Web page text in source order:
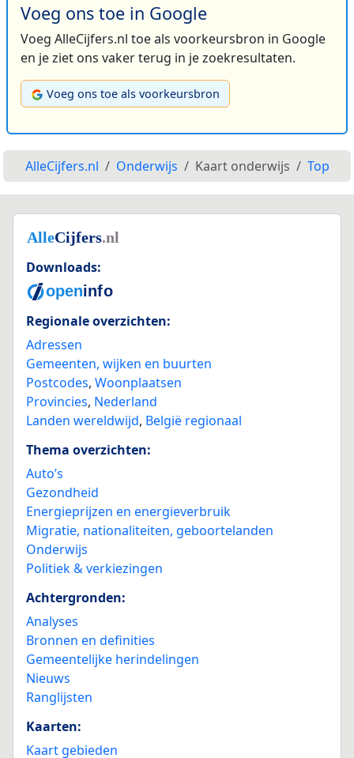
Voeg ons toe in Google
Voeg AlleCijfers.nl toe als voorkeursbron in Google
en je ziet ons vaker terug in je zoekresultaten.
Voeg ons toe als voorkeursbron
AlleCijfers.nl Onderwijs Kaart onderwijs Top
Downloads:
Regionale overzichten:
Adressen
Gemeenten, wijken en buurten
Postcodes, Woonplaatsen
Provincies, Nederland
Landen wereldwijd, België regionaal
Thema overzichten:
Auto’s
Gezondheid
Energieprijzen en energieverbruik
Migratie, nationaliteiten, geboortelanden
Onderwijs
Politiek & verkiezingen
Achtergronden:
Analyses
Bronnen en definities
Gemeentelijke herindelingen
Nieuws
Ranglijsten
Kaarten:
Kaart gebieden